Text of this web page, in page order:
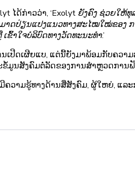
ໄດ້ກ່າວວ່າ, ‘Exolyt ຍັງຄົງ ຊ່ວຍໃຫ້ທຸ
າດປ່ຽນແປງແນວທາງສະໄໝໃໝ່ຂອງ
ຂົ້າໃຈບໍລິບົດທາງວັດທະນະທຳ.’
ປີດເຜີຍແບ, ແຕ່ນີ້ຍັງມາພ້ອມກັບຄວ
ມູນສັງຄົມຕໍ່ລັດຂອງການສໍາຫຼວດການ
ວາມຮູ້ທາງດ້ານສື່ສັງຄົມ, ຜູ້ໃຫຍ່, ແ